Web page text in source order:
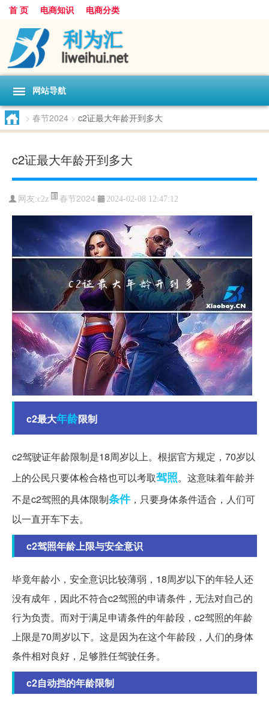
首 页 电商知识 电商分类
网站导航
> 春节2024 > c2证最大年龄开到多大
c2证最大年龄开到多大
网友:c2z 春节2024 2024-02-08 12:47:12
c2最大年龄限制
c2驾驶证年龄限制是18周岁以上。根据官方规定，70岁以
上的公民只要体检合格也可以考取驾照。这意味着年龄并
不是c2驾照的具体限制条件，只要身体条件适合，人们可
以一直开车下去。
c2驾照年龄上限与安全意识
毕竟年龄小，安全意识比较薄弱，18周岁以下的年轻人还
没有成年，因此不符合c2驾照的申请条件，无法对自己的
行为负责。而对于满足申请条件的年龄段，c2驾照的年龄
上限是70周岁以下。这是因为在这个年龄段，人们的身体
条件相对良好，足够胜任驾驶任务。
c2自动挡的年龄限制